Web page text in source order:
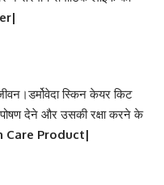
स्किन केयर किट
पोषण देने और उसकी रक्षा करने के
Care Product|